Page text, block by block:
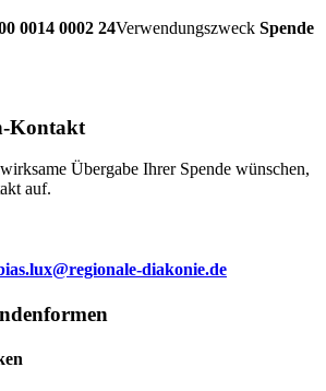
0014 0002 24Verwendungszweck Spende
Kontakt
Übergabe Ihrer Spende wünschen,
auf.
diakonie.de